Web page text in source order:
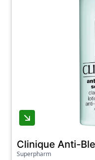
Clinique Anti-
Superpharm